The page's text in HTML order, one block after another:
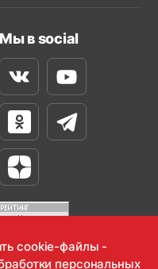
Мы в social
ВконтактеYoutube
Одноклассники
Телеграм
Яндекс Дзен
cookie-файлы -
персональных